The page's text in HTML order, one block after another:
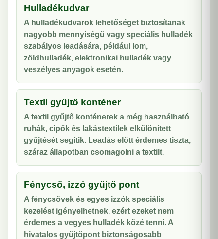
Hulladékudvar
A hulladékudvarok lehetőséget biztosítanak
nagyobb mennyiségű vagy speciális hulladék
szabályos leadására, például lom,
zöldhulladék, elektronikai hulladék vagy
veszélyes anyagok esetén.
Textil gyűjtő konténer
A textil gyűjtő konténerek a még használható
ruhák, cipők és lakástextilek elkülönített
gyűjtését segítik. Leadás előtt érdemes tiszta,
száraz állapotban csomagolni a textilt.
Fénycső, izzó gyűjtő pont
A fénycsövek és egyes izzók speciális
kezelést igényelhetnek, ezért ezeket nem
érdemes a vegyes hulladék közé tenni. A
hivatalos gyűjtőpont biztonságosabb